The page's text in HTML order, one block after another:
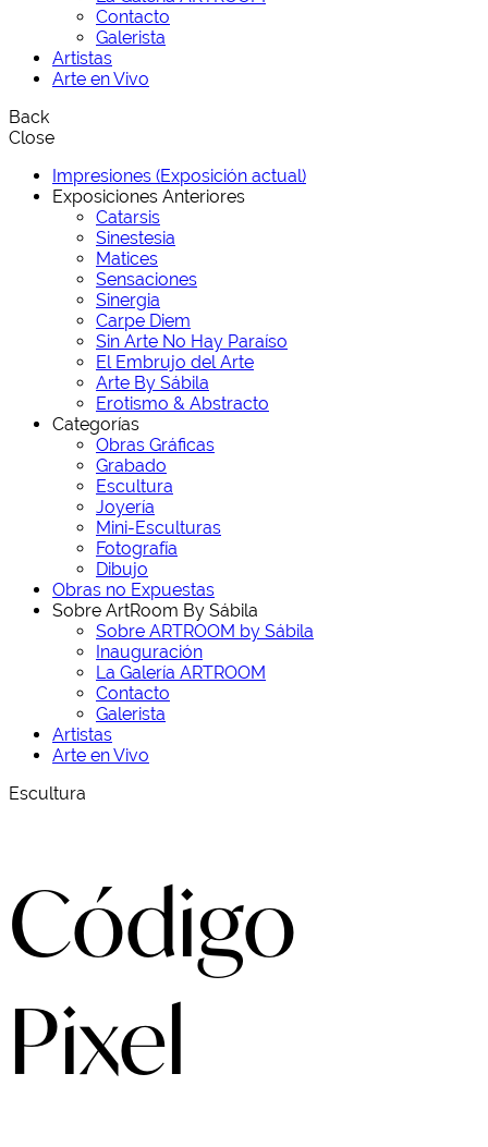
Contacto
Galerista
Artistas
Arte en Vivo
Back
Close
Impresiones (Exposición actual)
Exposiciones Anteriores
Catarsis
Sinestesia
Matices
Sensaciones
Sinergia
Carpe Diem
Sin Arte No Hay Paraíso
El Embrujo del Arte
Arte By Sábila
Erotismo & Abstracto
Categorías
Obras Gráficas
Grabado
Escultura
Joyería
Mini-Esculturas
Fotografía
Dibujo
Obras no Expuestas
Sobre ArtRoom By Sábila
Sobre ARTROOM by Sábila
Inauguración
La Galería ARTROOM
Contacto
Galerista
Artistas
Arte en Vivo
Escultura
Código
Pixel